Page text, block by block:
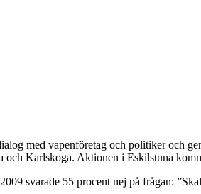
med vapenföretag och politiker och
Karlskoga. Aktionen i Eskilstuna
svarade 55 procent nej på frågan: